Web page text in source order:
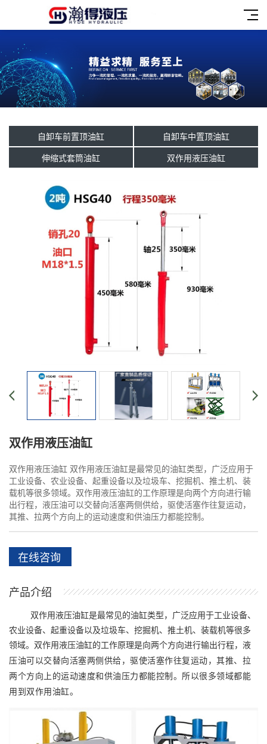
自卸车前置顶油缸
自卸车中置顶油缸
伸缩式套筒油缸
双作用液压油缸
双作用液压油缸
双作用液压油缸 双作用液压油缸是最常见的油缸类型，广泛应用于
工业设备、农业设备、起重设备以及垃圾车、挖掘机、推土机、装
载机等很多领域。双作用液压油缸的工作原理是向两个方向进行输
出行程，液压油可以交替向活塞两侧供给，驱使活塞作往复运动，
其推、拉两个方向上的运动速度和供油压力都能控制。
在线咨询
产品介绍
双作用液压油缸是最常见的油缸类型，广泛应用于工业设备、
农业设备、起重设备以及垃圾车、挖掘机、推土机、装载机等很多
领域。双作用液压油缸的工作原理是向两个方向进行输出行程， 液
压油可以交替向活塞两侧供给，驱使活塞作往复运动，其推、拉
两个方向上的运动速度和供油压力都能控制。所以很多领域都能
用到双作用油缸。